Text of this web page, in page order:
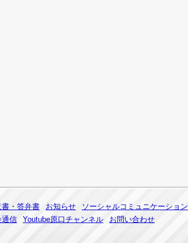
・答弁書 お知らせ ソーシャルコミュニケーション
通信 Youtube原口チャンネル お問い合わせ